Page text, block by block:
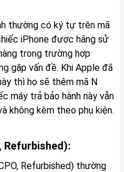
thường có ký tự trên mã
iPhone được hãng sử
trong trường hợp
gặp vấn đề. Khi Apple đã
thì họ sẽ thêm mã N
máy trả bảo hành này vẫn
không kèm theo phụ kiện.
Refurbished):
Refurbished) thường